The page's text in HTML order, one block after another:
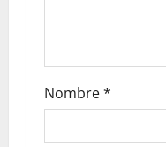
Nombre*